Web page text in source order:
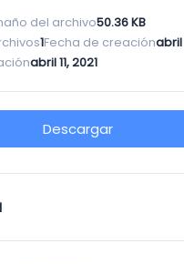
del archivo50.36 KB
1Fecha de creaciónabril
abril 11, 2021
Descargar